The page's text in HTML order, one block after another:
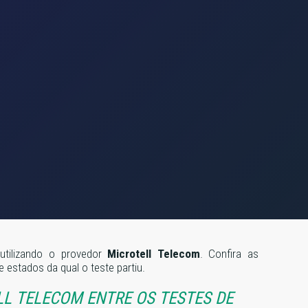
o provedor Microtell Telecom. Confira as
estados da qual o teste partiu.
TELECOM ENTRE OS TESTES DE